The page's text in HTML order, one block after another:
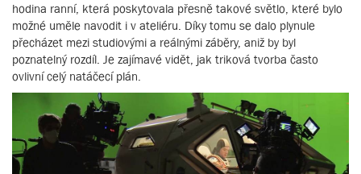
hodina ranní, která poskytovala přesně takové světlo, které bylo
možné uměle navodit i v ateliéru. Díky tomu se dalo plynule
přecházet mezi studiovými a reálnými záběry, aniž by byl
poznatelný rozdíl. Je zajímavé vidět, jak triková tvorba často
ovlivní celý natáčecí plán.